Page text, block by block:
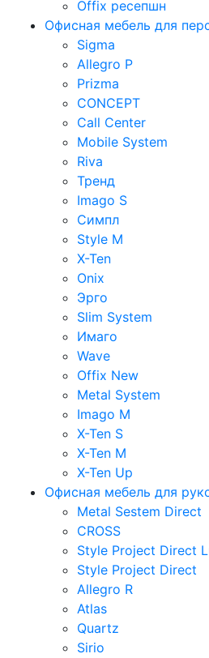
Offix ресепшн
Офисная мебель для
Sigma
Allegro P
Prizma
CONCEPT
Call Center
Mobile System
Riva
Тренд
Imago S
Симпл
Style M
X-Ten
Onix
Эрго
Slim System
Имаго
Wave
Offix New
Metal System
Imago M
X-Ten S
X-Ten M
X-Ten Up
Офисная мебель для
Metal Sestem Direct
CROSS
Style Project Direct
Style Project Direct
Allegro R
Atlas
Quartz
Sirio